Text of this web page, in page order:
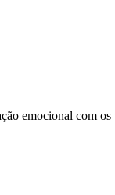
emocional com